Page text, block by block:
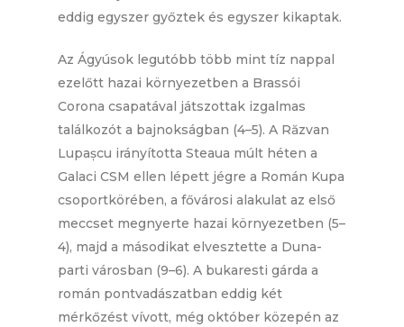
eddig egyszer győztek és egyszer kikaptak.
Az Ágyúsok legutóbb több mint tíz nappal
ezelőtt hazai környezetben a Brassói
Corona csapatával játszottak izgalmas
találkozót a bajnokságban (4–5). A Răzvan
Lupașcu irányította Steaua múlt héten a
Galaci CSM ellen lépett jégre a Román Kupa
csoportkörében, a fővárosi alakulat az első
meccset megnyerte hazai környezetben (5–
4), majd a másodikat elvesztette a Duna-
parti városban (9–6). A bukaresti gárda a
román pontvadászatban eddig két
mérkőzést vívott, még október közepén az